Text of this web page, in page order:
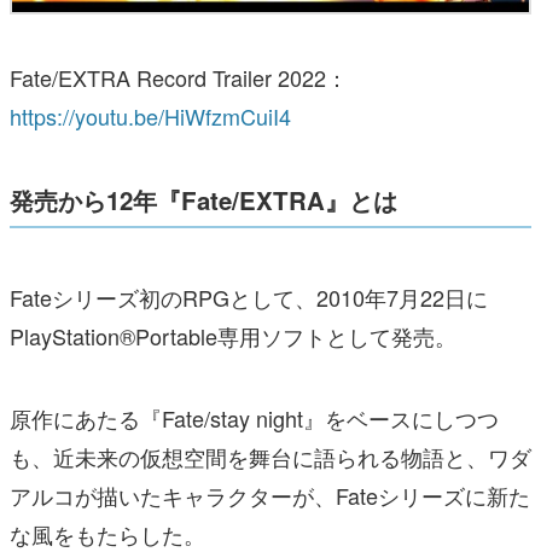
Fate/EXTRA Record Trailer 2022：
https://youtu.be/HiWfzmCuiI4
発売から12年『Fate/EXTRA』とは
Fateシリーズ初のRPGとして、2010年7月22日に
PlayStation®Portable専用ソフトとして発売。
原作にあたる『Fate/stay night』をベースにしつつ
も、近未来の仮想空間を舞台に語られる物語と、ワダ
アルコが描いたキャラクターが、Fateシリーズに新た
な風をもたらした。